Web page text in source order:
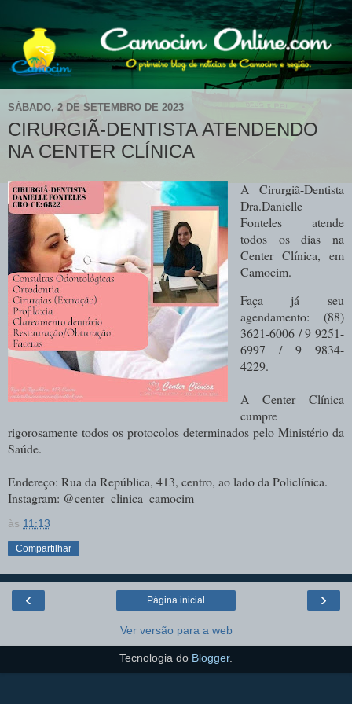
SÁBADO, 2 DE SETEMBRO DE 2023
CIRURGIÃ-DENTISTA ATENDENDO
NA CENTER CLÍNICA
A Cirurgiã-Dentista
Dra.Danielle
Fonteles atende
todos os dias na
Center Clínica, em
Camocim.
Faça já seu
agendamento: (88)
3621-6006 / 9 9251-
6997 / 9 9834-
4229.
A Center Clínica
cumpre
rigorosamente todos os protocolos determinados pelo Ministério da
Saúde.
Endereço: Rua da República, 413, centro, ao lado da Policlínica.
Instagram: @center_clinica_camocim
às 11:13
Compartilhar
‹ ›
Página inicial
Ver versão para a web
Tecnologia do Blogger.